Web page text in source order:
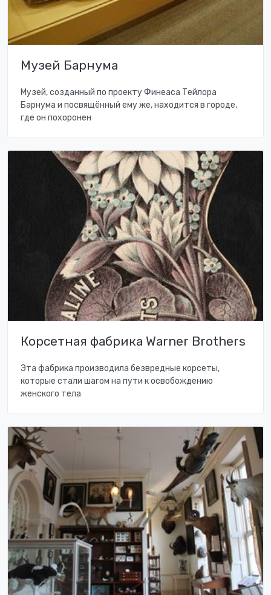
Музей Барнума
Музей, созданный по проекту Финеаса Тейлора
Барнума и посвящённый ему же, находится в городе,
где он похоронен
Корсетная фабрика Warner Brothers
Эта фабрика производила безвредные корсеты,
которые стали шагом на пути к освобождению
женского тела